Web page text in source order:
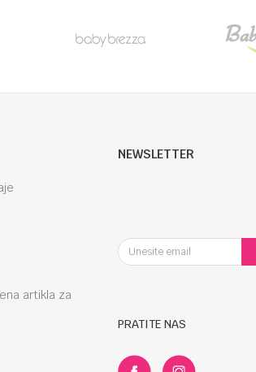
artikla za
NEWSLETTER
PRATITE NAS